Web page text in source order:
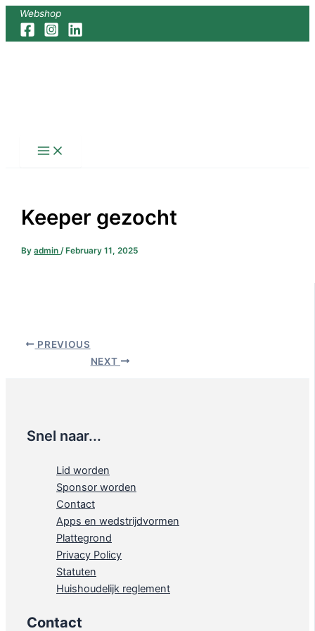
SkipWebshop
Keeper gezocht
Byadmin/ February 11, 2025
PREVIOUS
NEXT
Snel naar...
Lid worden
Sponsor worden
Contact
Apps en wedstrijdvormen
Plattegrond
Privacy Policy
Statuten
Huishoudelijk reglement
Contact